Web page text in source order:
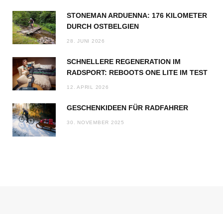
STONEMAN ARDUENNA: 176 KILOMETER
DURCH OSTBELGIEN
28. JUNI 2026
SCHNELLERE REGENERATION IM
RADSPORT: REBOOTS ONE LITE IM TEST
12. APRIL 2026
GESCHENKIDEEN FÜR RADFAHRER
30. NOVEMBER 2025